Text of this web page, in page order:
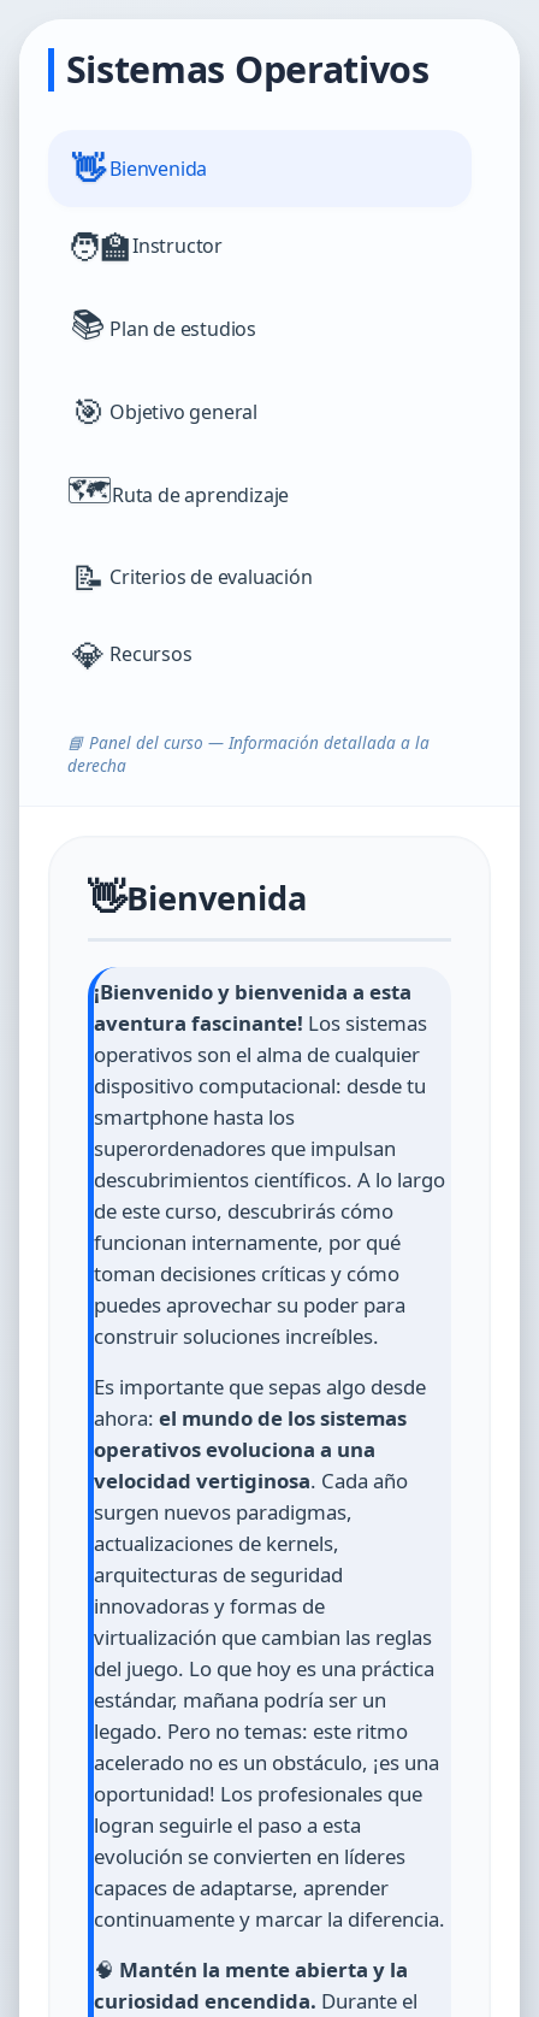
Sistemas Operativos
👋 Bienvenida
🧑‍🏫Instructor
📚 Plan de estudios
🎯 Objetivo general
🗺️Ruta de aprendizaje
📝 Criterios de evaluación
💎 Recursos
📘 Panel del curso — Información detallada a la
derecha
👋Bienvenida
¡Bienvenido y bienvenida a esta
aventura fascinante! Los sistemas
operativos son el alma de cualquier
dispositivo computacional: desde tu
smartphone hasta los
superordenadores que impulsan
descubrimientos científicos. A lo largo
de este curso, descubrirás cómo
funcionan internamente, por qué
toman decisiones críticas y cómo
puedes aprovechar su poder para
construir soluciones increíbles.
Es importante que sepas algo desde
ahora: el mundo de los sistemas
operativos evoluciona a una
velocidad vertiginosa. Cada año
surgen nuevos paradigmas,
actualizaciones de kernels,
arquitecturas de seguridad
innovadoras y formas de
virtualización que cambian las reglas
del juego. Lo que hoy es una práctica
estándar, mañana podría ser un
legado. Pero no temas: este ritmo
acelerado no es un obstáculo, ¡es una
oportunidad! Los profesionales que
logran seguirle el paso a esta
evolución se convierten en líderes
capaces de adaptarse, aprender
continuamente y marcar la diferencia.
🧠 Mantén la mente abierta y la
curiosidad encendida. Durante el